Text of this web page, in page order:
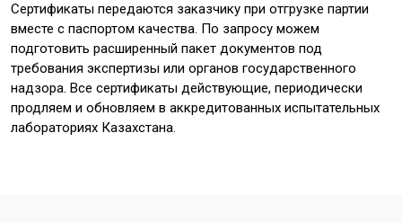
Сертификаты передаются заказчику при отгрузке партии
вместе с паспортом качества. По запросу можем
подготовить расширенный пакет документов под
требования экспертизы или органов государственного
надзора. Все сертификаты действующие, периодически
продляем и обновляем в аккредитованных испытательных
лабораториях Казахстана.